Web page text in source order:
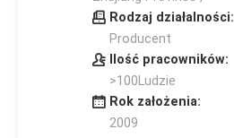
Rodzaj działalności:
Producent
Ilość pracowników:
>100Ludzie
Rok założenia:
2009